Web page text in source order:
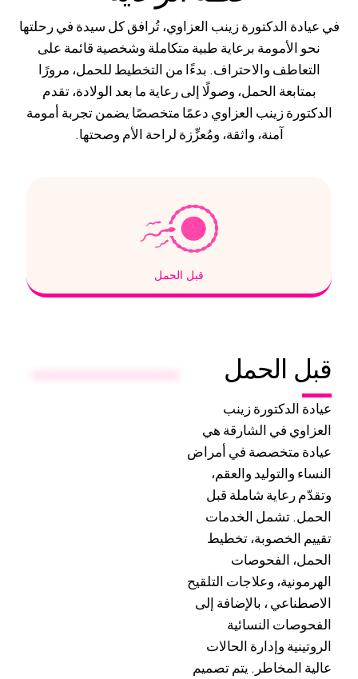
في عيادة الدكتورة زينب العزاوي، تُرافق كل سيدة في رحلتها
نحو الأمومة برعاية طبية متكاملة وشخصية قائمة على
التعاطف والاحتراف. بدءًا من التخطيط للحمل، مرورًا
بمتابعة الحمل، وصولًا إلى رعاية ما بعد الولادة، تقدم
الدكتورة زينب العزاوي دعمًا متخصصًا يضمن تجربة أمومة
آمنة، واثقة، ومُعزِّزة لراحة الأم وصحتها.
قبل الحمل
قبل الحمل
عيادة الدكتورة زينب
العزاوي في الشارقة هي
عيادة متخصصة في أمراض
النساء والتوليد والعقم،
وتقدّم رعاية شاملة قبل
الحمل. تشمل الخدمات
تقييم الخصوبة، تخطيط
الحمل، الفحوصات
الهرمونية، وعلاجات التلقيح
الاصطناعي ، بالإضافة إلى
الفحوصات النسائية
الروتينية وإدارة الحالات
عالية المخاطر. يتم تصميم